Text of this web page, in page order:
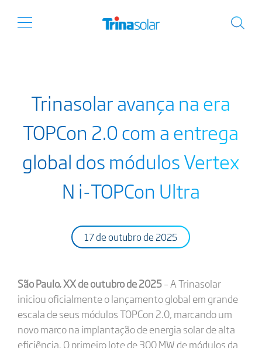
Trinasolar avança na era
TOPCon 2.0 com a entrega
global dos módulos Vertex
N i-TOPCon Ultra
17 de outubro de 2025
São Paulo, XX de outubro de 2025– A Trinasolar
iniciou oficialmente o lançamento global em grande
escala de seus módulos TOPCon 2.0, marcando um
novo marco na implantação de energia solar de alta
eficiência. O primeiro lote de 300 MW de módulos da